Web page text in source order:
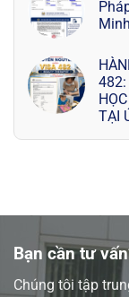
Minh
482:
TẠI
Bạn cần tư
Chúng tôi tập